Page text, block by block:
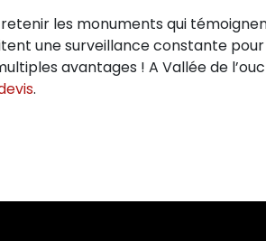
les monuments qui
une surveillance constante
avantages ! A Vallée de
.